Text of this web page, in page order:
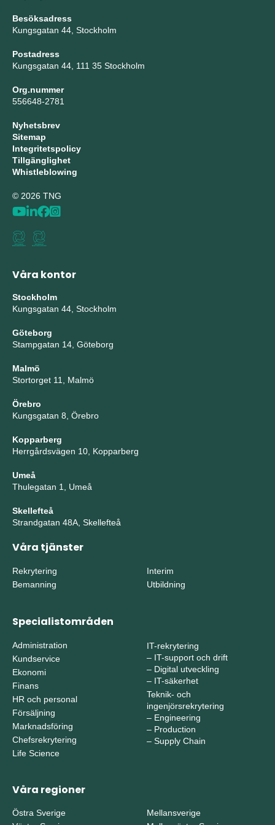
Besöksadress
Kungsgatan 44, Stockholm
Postadress
Kungsgatan 44, 111 35 Stockholm
Org.nummer
556648-2781
Nyhetsbrev
Sitemap
Integritetspolicy
Tillgänglighet
Whistleblowing
© 2026 TNG
Våra kontor
Stockholm
Kungsgatan 44, Stockholm
Göteborg
Stampgatan 14, Göteborg
Malmö
Stortorget 11, Malmö
Örebro
Kungsgatan 8, Örebro
Kopparberg
Herrgårdsvägen 10, Kopparberg
Umeå
Thulegatan 1, Umeå
Skellefteå
Strandgatan 48A, Skellefteå
Våra tjänster
Rekrytering
Bemanning
Interim
Utbildning
Specialistområden
Administration
Kundservice
Ekonomi
Finans
HR och personal
Försäljning
Marknadsföring
Chefsrekrytering
Life Science
IT-rekrytering
– IT-support och drift
– Digital utveckling
– IT-säkerhet
Teknik- och
ingenjörsrekrytering
– Engineering
– Production
– Supply Chain
Våra regioner
Östra Sverige
Mellansverige